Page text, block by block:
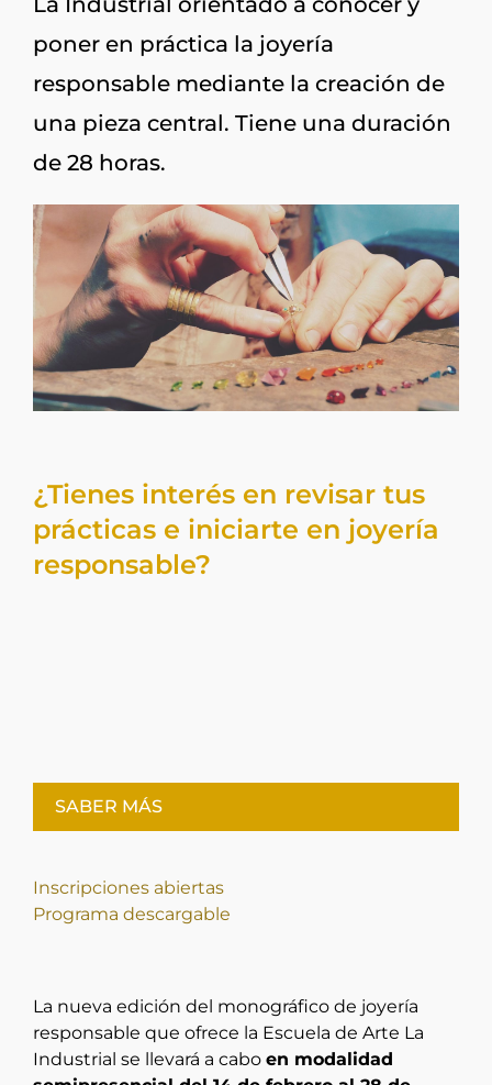
poner en práctica la joyería
responsable mediante la creación de
una pieza central. Tiene una duración
de 28 horas.
¿Tienes interés en revisar tus
prácticas e iniciarte en joyería
responsable?
SABER MÁS
Inscripciones abiertas
Programa descargable
La nueva edición del monográfico de joyería
responsable que ofrece la Escuela de Arte La
Industrial se llevará a cabo en modalidad